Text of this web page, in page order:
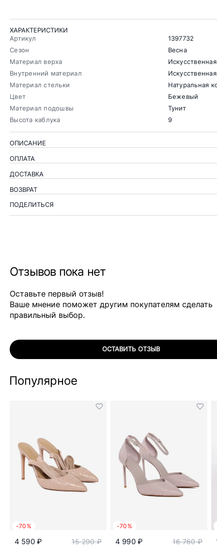
ХАРАКТЕРИСТИКИ
Артикул
1397732
Сезон
Весна
Материал верха
Внутренний материал
Материал стельки
Натуральная
Цвет
Бежевый
Материал подошвы
Тунит
Высота каблука
9
ОПИСАНИЕ
ОПЛАТА
ДОСТАВКА
ВОЗВРАТ
ПОДЕЛИТЬСЯ
Отзывов пока нет
Оставьте первый отзыв!
Ваше мнение поможет другим покупателям сделать
правильный выбор.
ОСТАВИТЬ ОТЗЫВ
Популярное
-70%
4 590 ₽ 15 290 ₽
-70%
4 990 ₽ 16 760 ₽